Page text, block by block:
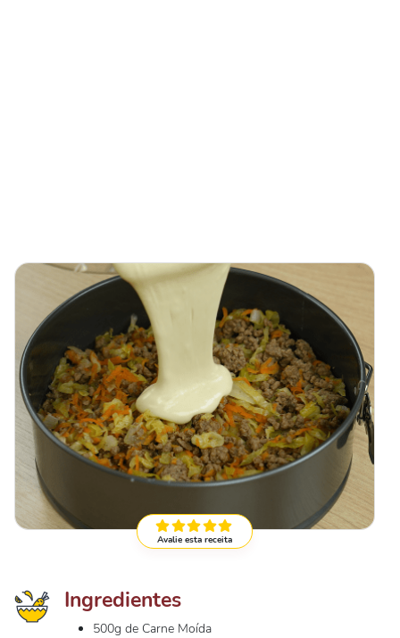
Avalie esta receita
Ingredientes
500g de Carne Moída